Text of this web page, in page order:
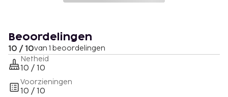
Beoordelingen
10 / 10van 1 beoordelingen
Netheid
10 / 10
Voorzieningen
10 / 10